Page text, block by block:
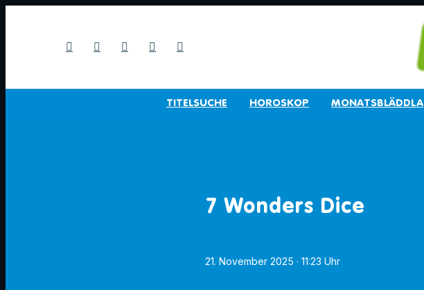
TITELSUCHE HOROSKOP MONATSBLÄDDLA
7 Wonders Dice
21. November 2025 · 11:23 Uhr